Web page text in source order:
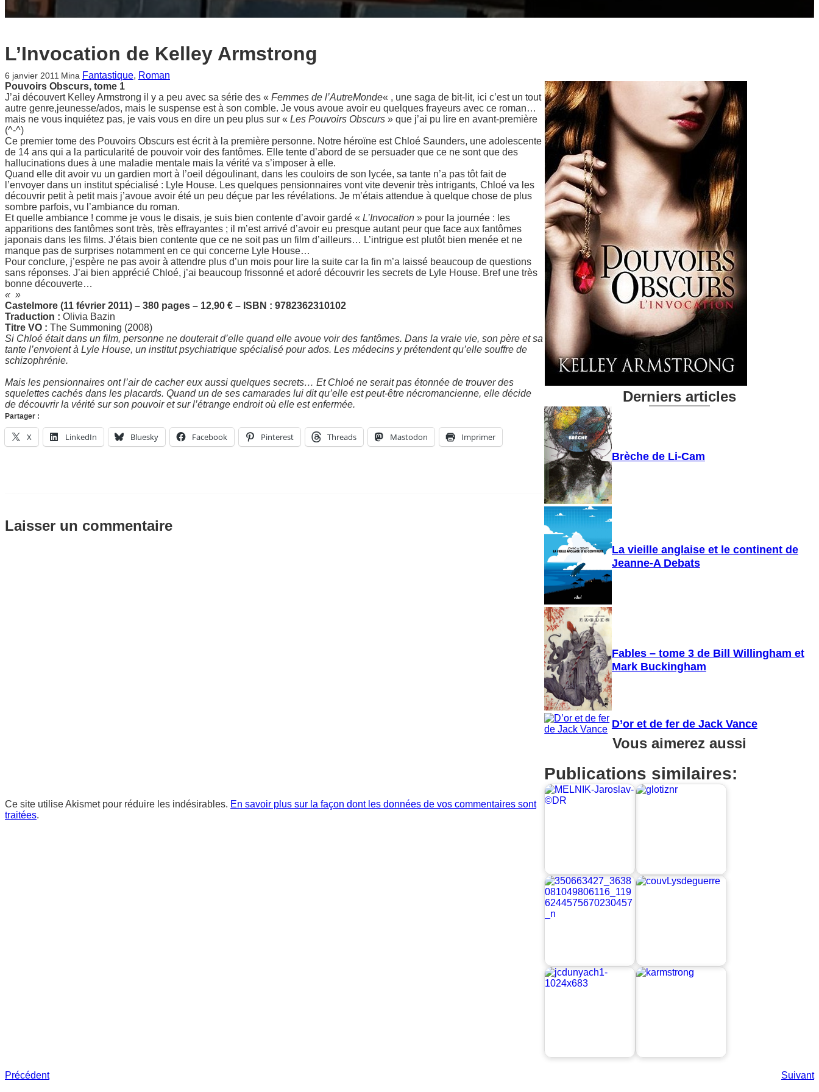
L’Invocation de Kelley Armstrong
6 janvier 2011 Mina Fantastique, Roman
Pouvoirs Obscurs, tome 1
J’ai découvert Kelley Armstrong il y a peu avec sa série des « Femmes de l’AutreMonde« , une saga de bit-lit, ici c’est un tout
autre genre,jeunesse/ados, mais le suspense est à son comble. Je vous avoue avoir eu quelques frayeurs avec ce roman…
mais ne vous inquiétez pas, je vais vous en dire un peu plus sur « Les Pouvoirs Obscurs » que j’ai pu lire en avant-première
(^-^)
Ce premier tome des Pouvoirs Obscurs est écrit à la première personne. Notre héroïne est Chloé Saunders, une adolescente
de 14 ans qui a la particularité de pouvoir voir des fantômes. Elle tente d’abord de se persuader que ce ne sont que des
hallucinations dues à une maladie mentale mais la vérité va s’imposer à elle.
Quand elle dit avoir vu un gardien mort à l’oeil dégoulinant, dans les couloirs de son lycée, sa tante n’a pas tôt fait de
l’envoyer dans un institut spécialisé : Lyle House. Les quelques pensionnaires vont vite devenir très intrigants, Chloé va les
découvrir petit à petit mais j’avoue avoir été un peu déçue par les révélations. Je m’étais attendue à quelque chose de plus
sombre parfois, vu l’ambiance du roman.
Et quelle ambiance ! comme je vous le disais, je suis bien contente d’avoir gardé « L’Invocation » pour la journée : les
apparitions des fantômes sont très, très effrayantes ; il m’est arrivé d’avoir eu presque autant peur que face aux fantômes
japonais dans les films. J’étais bien contente que ce ne soit pas un film d’ailleurs… L’intrigue est plutôt bien menée et ne
manque pas de surprises notamment en ce qui concerne Lyle House…
Pour conclure, j’espère ne pas avoir à attendre plus d’un mois pour lire la suite car la fin m’a laissé beaucoup de questions
sans réponses. J’ai bien apprécié Chloé, j’ai beaucoup frissonné et adoré découvrir les secrets de Lyle House. Bref une très
bonne découverte…
« »
Castelmore (11 février 2011) – 380 pages – 12,90 € – ISBN : 9782362310102
Traduction : Olivia Bazin
Titre VO : The Summoning (2008)
Si Chloé était dans un film, personne ne douterait d’elle quand elle avoue voir des fantômes. Dans la vraie vie, son père et sa
tante l’envoient à Lyle House, un institut psychiatrique spécialisé pour ados. Les médecins y prétendent qu’elle souffre de
schizophrénie.
Mais les pensionnaires ont l’air de cacher eux aussi quelques secrets… Et Chloé ne serait pas étonnée de trouver des
squelettes cachés dans les placards. Quand un de ses camarades lui dit qu’elle est peut-être nécromancienne, elle décide
de découvrir la vérité sur son pouvoir et sur l’étrange endroit où elle est enfermée.
Partager :
X LinkedIn Bluesky Facebook Pinterest Threads Mastodon Imprimer
Laisser un commentaire
Ce site utilise Akismet pour réduire les indésirables. En savoir plus sur la façon dont les données de vos commentaires sont
traitées.
Derniers articles
Brèche de Li-Cam
La vieille anglaise et le continent de
Jeanne-A Debats
Fables – tome 3 de Bill Willingham et
Mark Buckingham
D’or et de fer de Jack Vance
Vous aimerez aussi
Publications similaires:
Précédent Suivant